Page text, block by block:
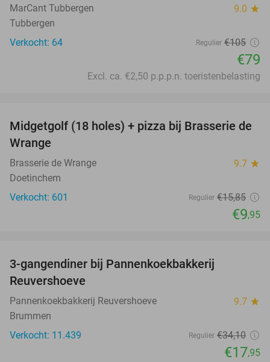
MarCant Tubbergen 9.0 star
Tubbergen
Verkocht: 64
Regulier €105
€79
Excl. ca. €2,50 p.p.p.n. toeristenbelasting
37%
Midgetgolf (18 holes) + pizza bij Brasserie de
Wrange
Brasserie de Wrange 9.7 star
Doetinchem
Verkocht: 601
Regulier €15,85
€9,95
3-gangendiner bij Pannenkoekbakkerij
Reuvershoeve
Pannenkoekbakkerij Reuvershoeve 9.7 star
Brummen
Verkocht: 11.439
Regulier €34,10
€17,95